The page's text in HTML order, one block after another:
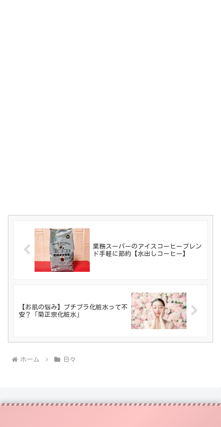
業務スーパーのアイスコーヒーブレン
ド手軽に節約【水出しコーヒー】
【お肌の悩み】プチプラ化粧水って不
安？「菊正宗化粧水」
ホーム 日々